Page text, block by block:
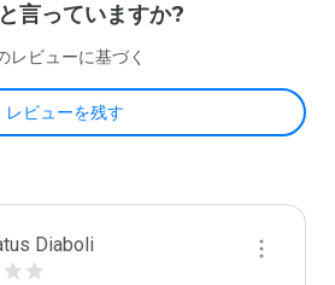
言っていますか?
レビューに基づく
レビューを残す
Diaboli